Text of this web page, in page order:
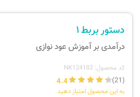
دستور بربط ۱
درآمدی بر آموزش عود نوازی
کد محصول: NK124183
(21)
4.4
به این محصول امتیاز دهید